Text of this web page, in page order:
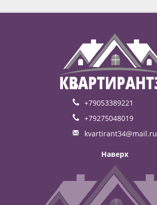
+79053389221
+79275048019
kvartirant34@mail.ru
Наверх